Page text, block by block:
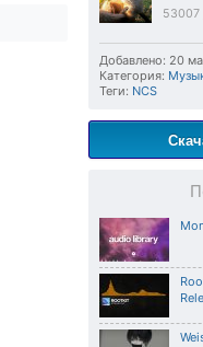
53007
Добавлено: 20
Категория:
Теги: NCS